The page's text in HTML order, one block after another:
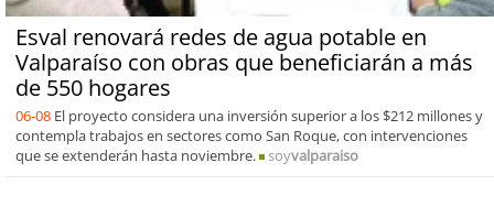
Esval renovará redes de agua potable en
Valparaíso con obras que beneficiarán a más
de 550 hogares
06-08 El proyecto considera una inversión superior a los $212 millones y
contempla trabajos en sectores como San Roque, con intervenciones
que se extenderán hasta noviembre.
soyvalparaiso